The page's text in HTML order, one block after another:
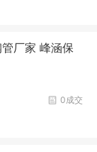
厂家 峰涵保
0成交